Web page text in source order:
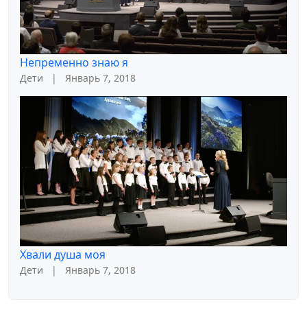
Непременно знаю я
Дети | Январь 7, 2018
Хвали душа моя
Дети | Январь 7, 2018